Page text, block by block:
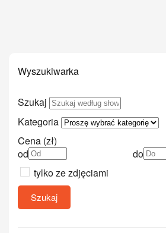
Wyszukiwarka
Szukaj
Kategoria
Cena (zł)
od
do
tylko ze zdjęciami
Szukaj